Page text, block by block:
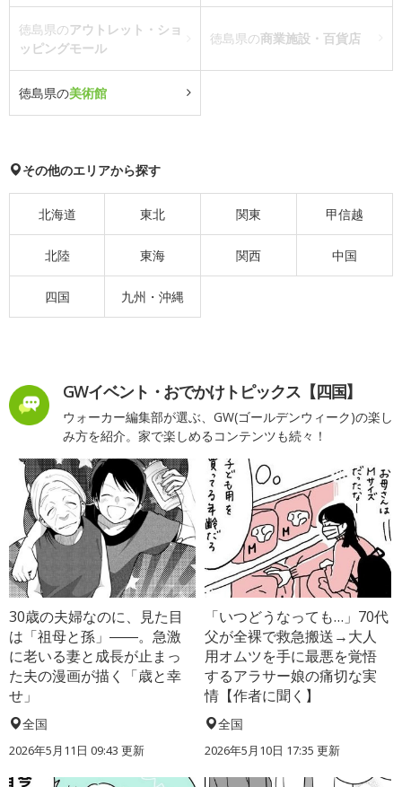
徳島県のアウトレット・ショ
ッピングモール
徳島県の商業施設・百貨店
徳島県の美術館
その他のエリアから探す
北海道 東北 関東 甲信越
北陸 東海 関西 中国
四国 九州・沖縄
GWイベント・おでかけトピックス【四国】
ウォーカー編集部が選ぶ、GW(ゴールデンウィーク)の楽し
み方を紹介。家で楽しめるコンテンツも続々！
30歳の夫婦なのに、見た目
は「祖母と孫」――。急激
に老いる妻と成長が止まっ
た夫の漫画が描く「歳と幸
せ」
全国
2026年5月11日 09:43 更新
「いつどうなっても…」70代
父が全裸で救急搬送→大人
用オムツを手に最悪を覚悟
するアラサー娘の痛切な実
情【作者に聞く】
全国
2026年5月10日 17:35 更新